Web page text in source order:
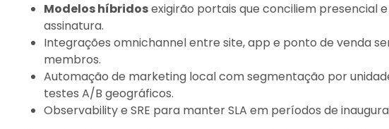
Modelos híbridosexigirão portais que conciliem presencial
assinatura.
Integrações omnichannel entre site, app e ponto de venda
membros.
Automação de marketing local com segmentação por
testes A/B geográficos.
Observability e SRE para manter SLA em períodos de